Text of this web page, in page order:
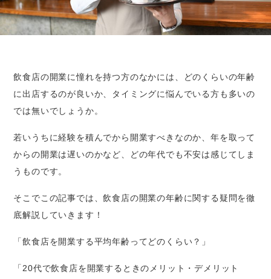
飲食店の開業に憧れを持つ方のなかには、どのくらいの年齢
に出店するのが良いか、タイミングに悩んでいる方も多いの
では無いでしょうか。
若いうちに経験を積んでから開業すべきなのか、年を取って
からの開業は遅いのかなど、どの年代でも不安は感じてしま
うものです。
そこでこの記事では、飲食店の開業の年齢に関する疑問を徹
底解説していきます！
「飲食店を開業する平均年齢ってどのくらい？」
「20代で飲食店を開業するときのメリット・デメリット